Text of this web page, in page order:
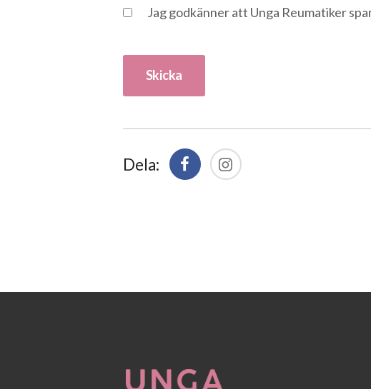
Jag godkänner att Unga Reumatiker
Dela: